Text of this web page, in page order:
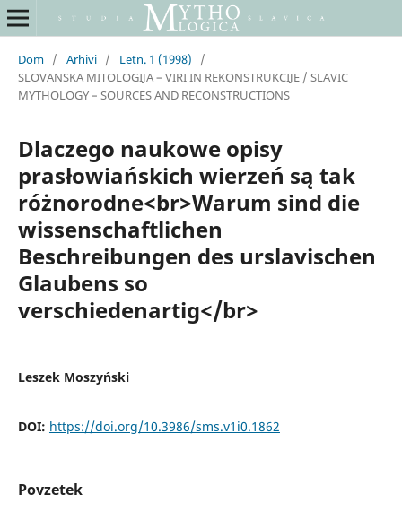
Dom / Arhivi / Letn. 1 (1998)
/
SLOVANSKA MITOLOGIJA – VIRI IN REKONSTRUKCIJE / SLAVIC
MYTHOLOGY – SOURCES AND RECONSTRUCTIONS
Dlaczego naukowe opisy
prasłowiańskich wierzeń są tak
różnorodne<br>Warum sind die
wissenschaftlichen
Beschreibungen des urslavischen
Glaubens so
verschiedenartig</br>
Leszek Moszyński
DOI: https://doi.org/10.3986/sms.v1i0.1862
Povzetek